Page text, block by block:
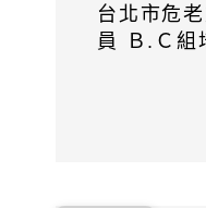
講習
台北市危
員 Ｂ.Ｃ組